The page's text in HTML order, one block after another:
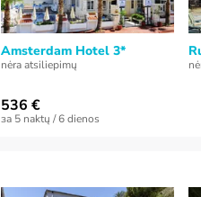
Amsterdam Hotel 3*
nėra atsiliepimų
536 €
за 5 naktų / 6 dienos